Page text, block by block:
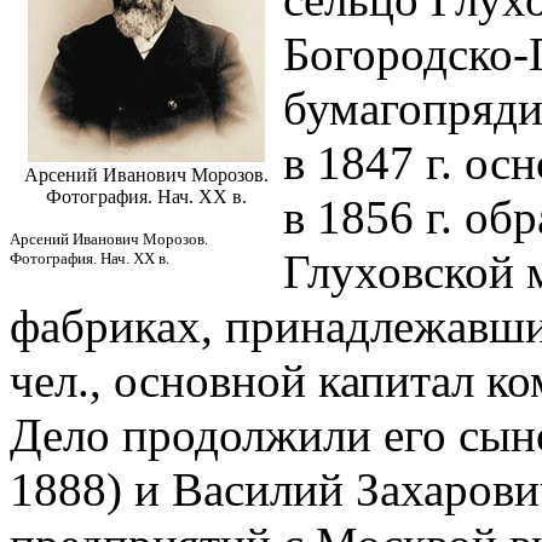
Арсений Иванович Морозов.
Фотография. Нач. XX в.
Арсений Иванович Морозов.
Фотография. Нач. XX в.
в 1847 г.
в 1856 г.
Глуховской
фабриках,
чел., основной капитал
Дело продолжили его
1888) и Василий